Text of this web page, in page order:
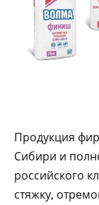
Продукция
Сибири и
российского
стяжку,